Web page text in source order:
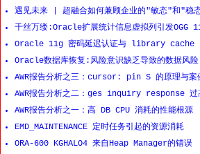
遇见未来 | 超融合如何兼顾企业的"敏态"和"稳
千丝万缕:Oracle扩展统计信息虚拟列引发OGG
Oracle 11g 密码延迟认证与 library cache
Oracle数据库恢复:风险意识缺乏导致的数据风险
AWR报告分析之三：cursor: pin S 的原理与案
AWR报告分析之二：ges inquiry response 过
AWR报告分析之一：高 DB CPU 消耗的性能根源
EMD_MAINTENANCE 定时任务引起的资源消耗
ORA-600 KGHALO4 来自Heap Manager的错误